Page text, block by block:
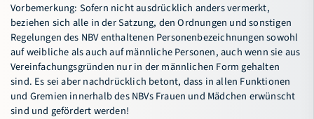
Vorbemerkung: Sofern nicht ausdrücklich anders vermerkt,
beziehen sich alle in der Satzung, den Ordnungen und sonstigen
Regelungen des NBV enthaltenen Personenbezeichnungen sowohl
auf weibliche als auch auf männliche Personen, auch wenn sie aus
Vereinfachungsgründen nur in der männlichen Form gehalten
sind. Es sei aber nachdrücklich betont, dass in allen Funktionen
und Gremien innerhalb des NBVs Frauen und Mädchen erwünscht
sind und gefördert werden!
Verbandstag
Präsidium
Vorstand
Regionen